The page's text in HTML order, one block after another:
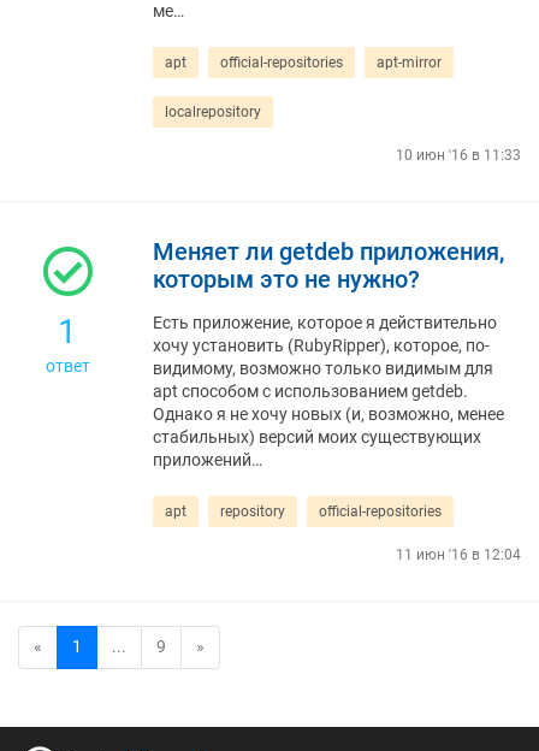
ме…
apt official-repositories apt-mirror
localrepository
10 июн '16 в 11:33
1
ответ
Меняет ли getdeb приложения,
которым это не нужно?
Есть приложение, которое я действительно
хочу установить (RubyRipper), которое, по-
видимому, возможно только видимым для
apt способом с использованием getdeb.
Однако я не хочу новых (и, возможно, менее
стабильных) версий моих существующих
приложений…
apt repository official-repositories
11 июн '16 в 12:04
« 1 ... 9 »